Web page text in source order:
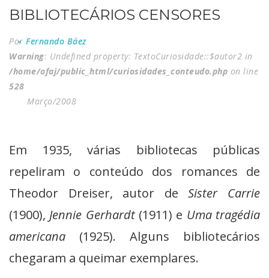
BIBLIOTECÁRIOS CENSORES
Por Fernando Báez
Warning: Undefined property: TextoCuriosidade::$autor2 in
/home/ofaj/public_html/curiosidades_conteudo.php on line
528
Março/2008
Em 1935, várias bibliotecas públicas
repeliram o conteúdo dos romances de
Theodor Dreiser, autor deSister Carrie
(1900), Jennie Gerhardt(1911) e Uma tragédia
americana (1925). Alguns bibliotecários
chegaram a queimar exemplares.